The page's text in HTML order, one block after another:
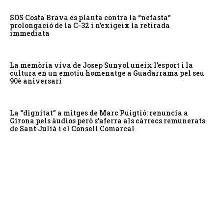
SOS Costa Brava es planta contra la “nefasta”
prolongació de la C-32 i n’exigeix la retirada
immediata
La memòria viva de Josep Sunyol uneix l’esport i la
cultura en un emotiu homenatge a Guadarrama pel seu
90è aniversari
La “dignitat” a mitges de Marc Puigtió: renuncia a
Girona pels àudios però s’aferra als càrrecs remunerats
de Sant Julià i el Consell Comarcal